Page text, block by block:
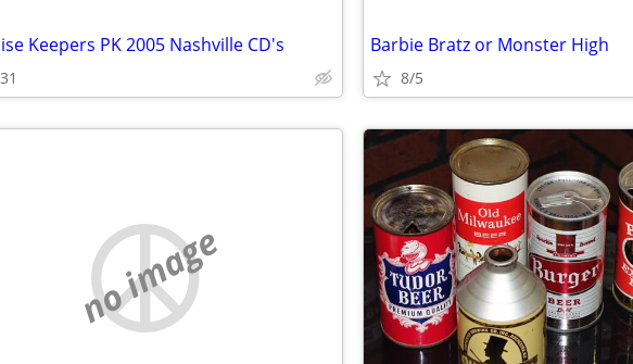
Keepers PK 2005 Nashville CD's Barbie Bratz or Monster High
8/5
no image